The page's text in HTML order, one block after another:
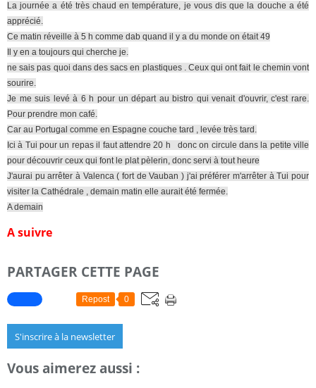
La journée a été très chaud en température, je vous dis que la douche a été
apprécié.
Ce matin réveille à 5 h comme dab quand il y a du monde on était 49
Il y en a toujours qui cherche je.
ne sais pas quoi dans des sacs en plastiques . Ceux qui ont fait le chemin vont
sourire.
Je me suis levé à 6 h pour un départ au bistro qui venait d'ouvrir, c'est rare.
Pour prendre mon café.
Car au Portugal comme en Espagne couche tard , levée très tard.
Ici à Tui pour un repas il faut attendre 20 h donc on circule dans la petite ville
pour découvrir ceux qui font le plat pèlerin, donc servi à tout heure
J'aurai pu arrêter à Valenca ( fort de Vauban ) j'ai préférer m'arrêter à Tui pour
visiter la Cathédrale , demain matin elle aurait été fermée.
A demain
A suivre
PARTAGER CETTE PAGE
Repost 0
S'inscrire à la newsletter
Vous aimerez aussi :